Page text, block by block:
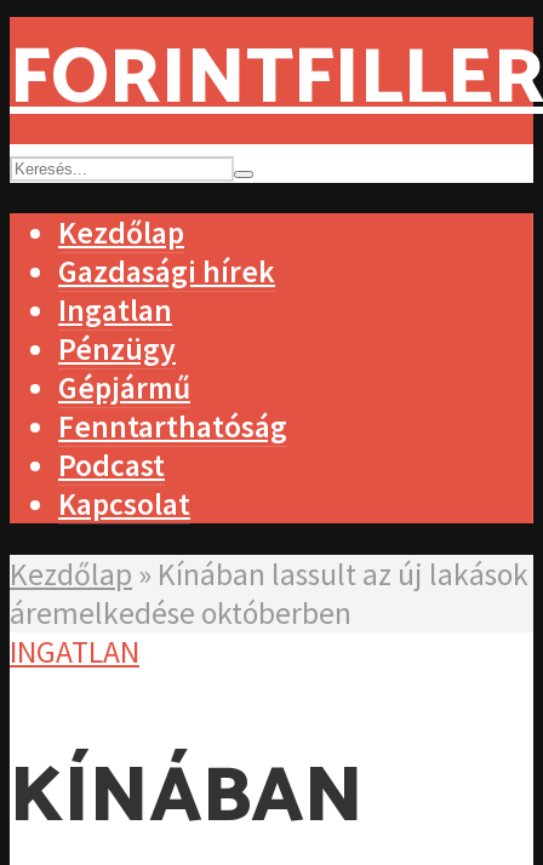
Kezdőlap
Gazdasági hírek
Ingatlan
Pénzügy
Gépjármű
Fenntarthatóság
Podcast
Kapcsolat
Kezdőlap » Kínában lassult az új lakások
áremelkedése októberben
INGATLAN
KÍNÁBAN